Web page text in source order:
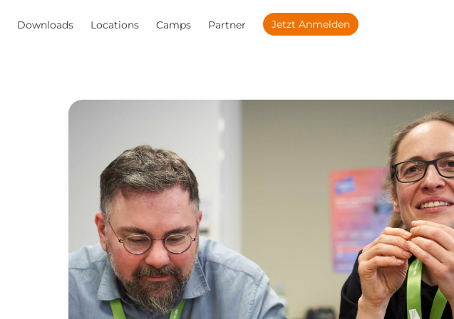
Downloads Locations Camps Partner Jetzt Anmelden